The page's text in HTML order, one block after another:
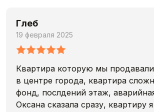
Глеб
19 февраля 2025
Квартира которую мы
в центре города, квартира
фонд, послдений этаж,
Оксана сказала сразу, квартиру